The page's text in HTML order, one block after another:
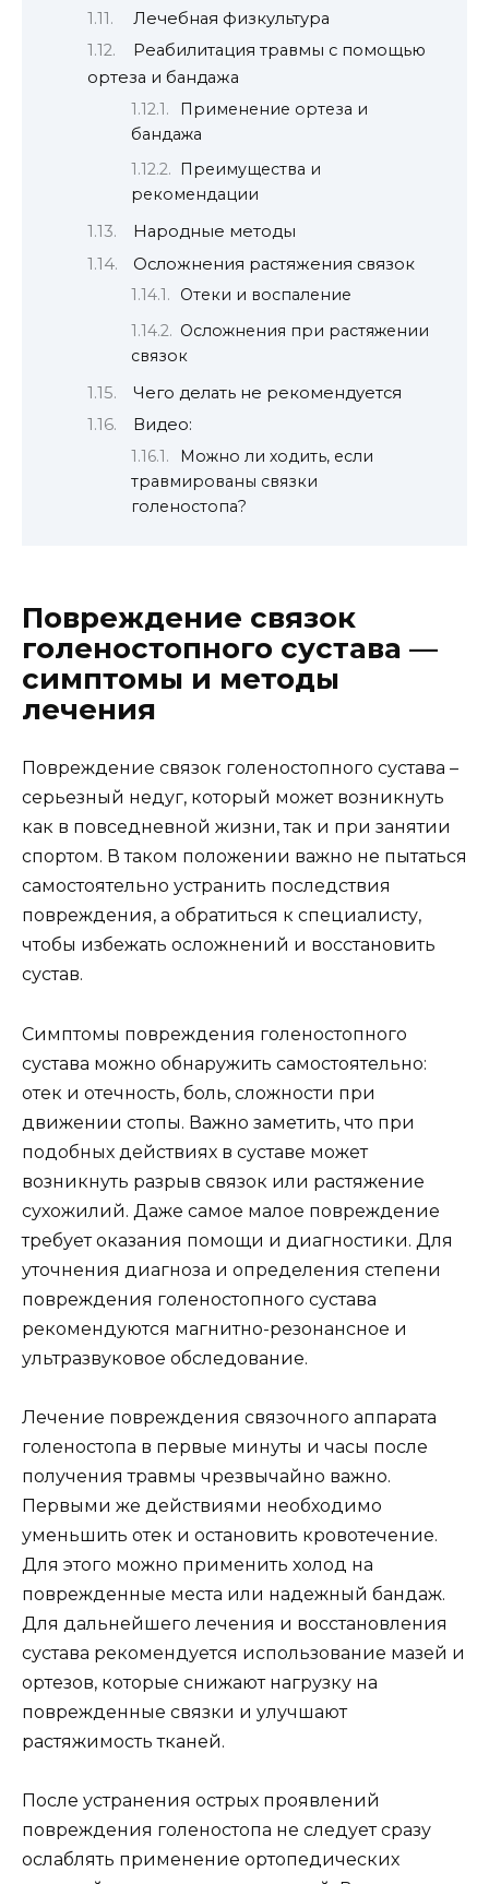
Лечебная физкультура
Реабилитация травмы с помощью
ортеза и бандажа
Применение ортеза и
бандажа
Преимущества и
рекомендации
Народные методы
Осложнения растяжения связок
Отеки и воспаление
Осложнения при растяжении
связок
Чего делать не рекомендуется
Видео:
Можно ли ходить, если
травмированы связки
голеностопа?
Повреждение связок
голеностопного сустава —
симптомы и методы
лечения
Повреждение связок голеностопного сустава –
серьезный недуг, который может возникнуть
как в повседневной жизни, так и при занятии
спортом. В таком положении важно не пытаться
самостоятельно устранить последствия
повреждения, а обратиться к специалисту,
чтобы избежать осложнений и восстановить
сустав.
Симптомы повреждения голеностопного
сустава можно обнаружить самостоятельно:
отек и отечность, боль, сложности при
движении стопы. Важно заметить, что при
подобных действиях в суставе может
возникнуть разрыв связок или растяжение
сухожилий. Даже самое малое повреждение
требует оказания помощи и диагностики. Для
уточнения диагноза и определения степени
повреждения голеностопного сустава
рекомендуются магнитно-резонансное и
ультразвуковое обследование.
Лечение повреждения связочного аппарата
голеностопа в первые минуты и часы после
получения травмы чрезвычайно важно.
Первыми же действиями необходимо
уменьшить отек и остановить кровотечение.
Для этого можно применить холод на
поврежденные места или надежный бандаж.
Для дальнейшего лечения и восстановления
сустава рекомендуется использование мазей и
ортезов, которые снижают нагрузку на
поврежденные связки и улучшают
растяжимость тканей.
После устранения острых проявлений
повреждения голеностопа не следует сразу
ослаблять применение ортопедических